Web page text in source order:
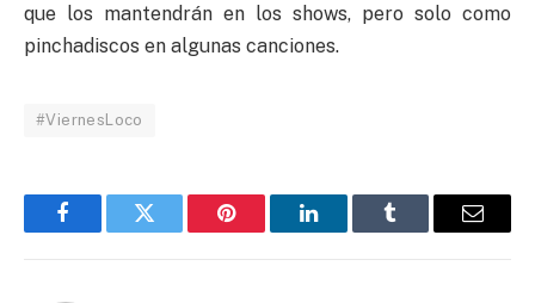
que los mantendrán en los shows, pero solo como
pinchadiscos en algunas canciones.
#ViernesLoco
FacebookTwitter Pinterest LinkedInTumblr Email